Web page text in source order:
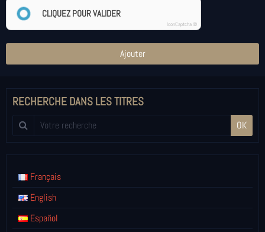
CLIQUEZ POUR VALIDER
IconCaptcha ©
Ajouter
RECHERCHE DANS LES TITRES
OK
Français
English
Español